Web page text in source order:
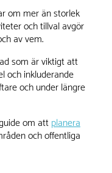
om mer än storlek
och tillval avgör
av vem.
som är viktigt att
och inkluderande
och under längre
om attplanera
och offentliga